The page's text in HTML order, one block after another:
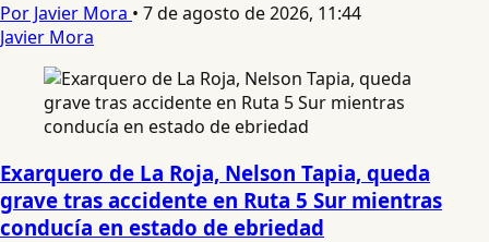
Por Javier Mora • 7 de agosto de 2026, 11:44
Javier Mora
Exarquero de La Roja, Nelson Tapia, queda
grave tras accidente en Ruta 5 Sur mientras
conducía en estado de ebriedad